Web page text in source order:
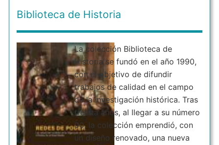
Biblioteca de Historia
La colección Biblioteca de
Historia se fundó en el año 1990,
con el objetivo de difundir
trabajos de calidad en el campo
de la investigación histórica. Tras
treinta años, al llegar a su número
90, la colección emprendió, con
un diseño renovado, una nueva